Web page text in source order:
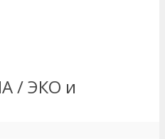
/ ЭКО и